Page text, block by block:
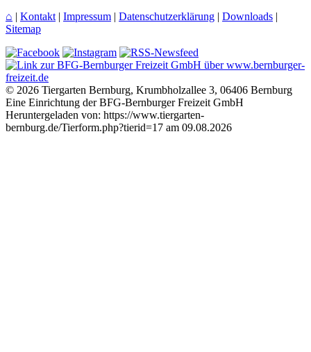
⌂ | Kontakt | Impressum | Datenschutzerklärung | Downloads |
Sitemap
© 2026 Tiergarten Bernburg, Krumbholzallee 3, 06406 Bernburg
Eine Einrichtung der BFG-Bernburger Freizeit GmbH
Heruntergeladen von: https://www.tiergarten-
bernburg.de/Tierform.php?tierid=17 am 09.08.2026